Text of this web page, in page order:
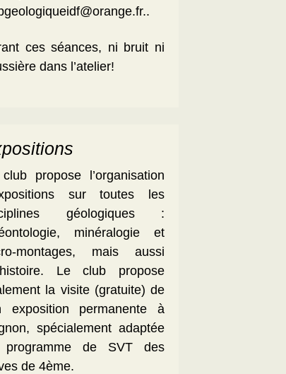
ces séances, ni bruit ni
dans l’atelier!
propose l’organisation
sur toutes les
géologiques :
minéralogie et
montages, mais aussi
Le club propose
la visite (gratuite) de
exposition permanente à
spécialement adaptée
de SVT des
de 4ème.